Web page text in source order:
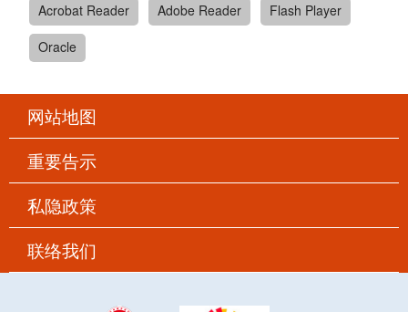
Acrobat Reader
Adobe Reader
Flash Player
Oracle
网站地图
重要告示
私隐政策
联络我们